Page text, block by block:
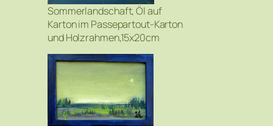
Sommerlandschaft, Öl auf
Karton im Passepartout-Karton
und Holzrahmen,15x20cm